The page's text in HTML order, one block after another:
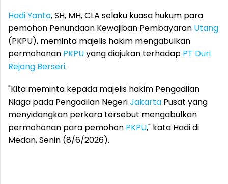
Hadi Yanto, SH, MH, CLA selaku kuasa hukum para
pemohon Penundaan Kewajiban Pembayaran Utang
(PKPU), meminta majelis hakim mengabulkan
permohonan PKPUyang diajukan terhadap PT Duri
Rejang Berseri.
"Kita meminta kepada majelis hakim Pengadilan
Niaga pada Pengadilan NegeriJakarta Pusat yang
menyidangkan perkara tersebut mengabulkan
permohonan para pemohon PKPU," kata Hadi di
Medan, Senin (8/6/2026).